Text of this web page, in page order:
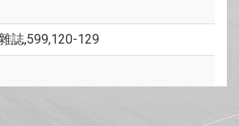
誌,599,120-129